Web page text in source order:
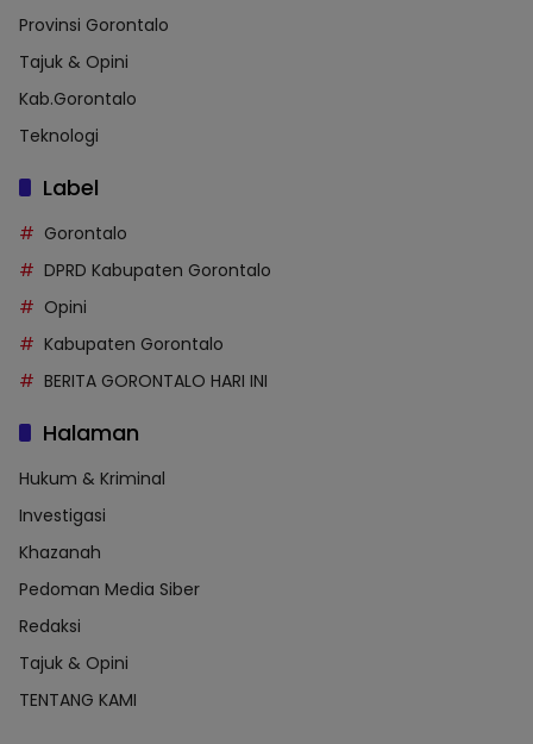
Provinsi Gorontalo
Tajuk & Opini
Kab.Gorontalo
Teknologi
Label
Gorontalo
DPRD Kabupaten Gorontalo
Opini
Kabupaten Gorontalo
BERITA GORONTALO HARI INI
Halaman
Hukum & Kriminal
Investigasi
Khazanah
Pedoman Media Siber
Redaksi
Tajuk & Opini
TENTANG KAMI